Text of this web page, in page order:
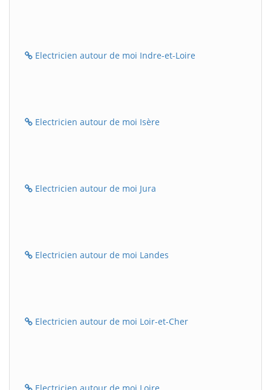
Electricien autour de moi Indre-et-Loire
Electricien autour de moi Isère
Electricien autour de moi Jura
Electricien autour de moi Landes
Electricien autour de moi Loir-et-Cher